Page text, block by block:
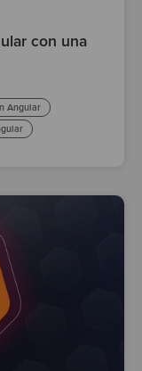
con una
Angular